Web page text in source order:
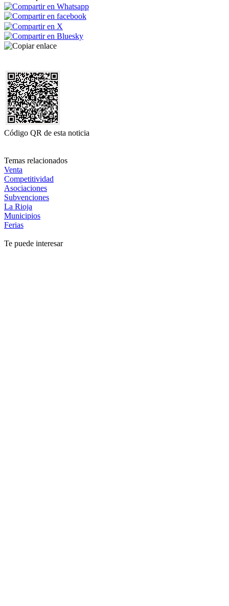
Código QR de esta noticia
Temas relacionados
Venta
Competitividad
Asociaciones
Subvenciones
La Rioja
Municipios
Ferias
Te puede interesar